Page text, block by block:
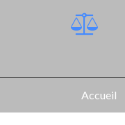
Accueil